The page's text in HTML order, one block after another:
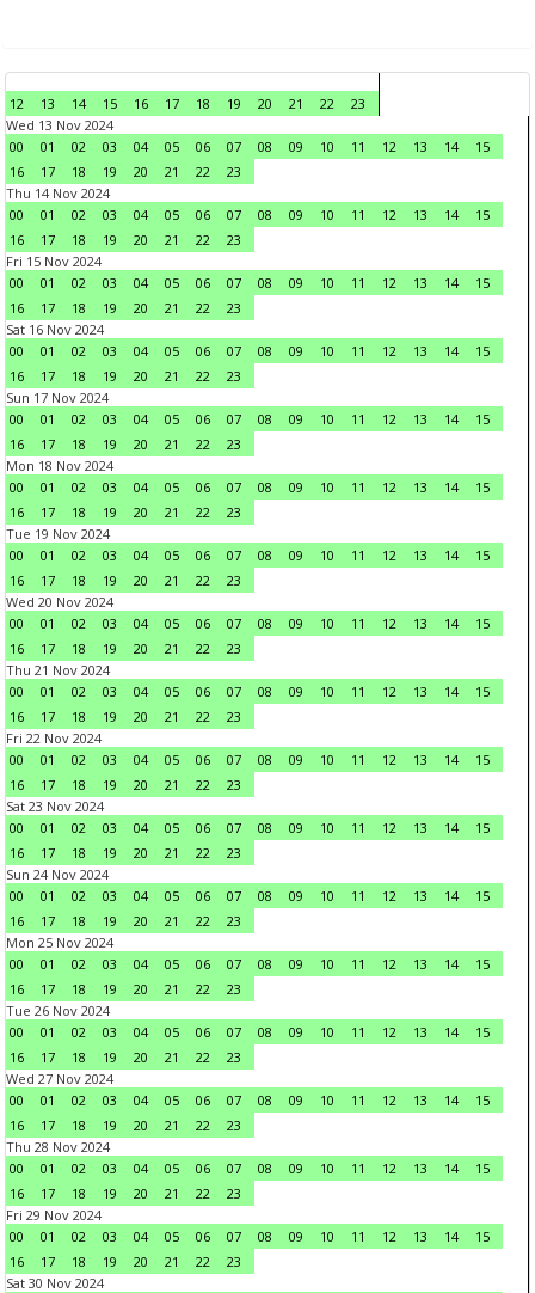
12 13 14 15 16 17 18 19 20 21 22
23
Wed 13 Nov 2024
00
01 02 03 04 05 06 07 08 09 10 11 12 13 14
15
16
17 18 19 20 21 22
23
Thu 14 Nov 2024
00
01 02 03 04 05 06 07 08 09 10 11 12 13 14
15
16
17 18 19 20 21 22
23
Fri 15 Nov 2024
00
01 02 03 04 05 06 07 08 09 10 11 12 13 14
15
16
17 18 19 20 21 22
23
Sat 16 Nov 2024
00
01 02 03 04 05 06 07 08 09 10 11 12 13 14
15
16
17 18 19 20 21 22
23
Sun 17 Nov 2024
00
01 02 03 04 05 06 07 08 09 10 11 12 13 14
15
16
17 18 19 20 21 22
23
Mon 18 Nov 2024
00
01 02 03 04 05 06 07 08 09 10 11 12 13 14
15
16
17 18 19 20 21 22
23
Tue 19 Nov 2024
00
01 02 03 04 05 06 07 08 09 10 11 12 13 14
15
16
17 18 19 20 21 22
23
Wed 20 Nov 2024
00
01 02 03 04 05 06 07 08 09 10 11 12 13 14
15
16
17 18 19 20 21 22
23
Thu 21 Nov 2024
00
01 02 03 04 05 06 07 08 09 10 11 12 13 14
15
16
17 18 19 20 21 22
23
Fri 22 Nov 2024
00
01 02 03 04 05 06 07 08 09 10 11 12 13 14
15
16
17 18 19 20 21 22
23
Sat 23 Nov 2024
00
01 02 03 04 05 06 07 08 09 10 11 12 13 14
15
16
17 18 19 20 21 22
23
Sun 24 Nov 2024
00
01 02 03 04 05 06 07 08 09 10 11 12 13 14
15
16
17 18 19 20 21 22
23
Mon 25 Nov 2024
00
01 02 03 04 05 06 07 08 09 10 11 12 13 14
15
16
17 18 19 20 21 22
23
Tue 26 Nov 2024
00
01 02 03 04 05 06 07 08 09 10 11 12 13 14
15
16
17 18 19 20 21 22
23
Wed 27 Nov 2024
00
01 02 03 04 05 06 07 08 09 10 11 12 13 14
15
16
17 18 19 20 21 22
23
Thu 28 Nov 2024
00
01 02 03 04 05 06 07 08 09 10 11 12 13 14
15
16
17 18 19 20 21 22
23
Fri 29 Nov 2024
00
01 02 03 04 05 06 07 08 09 10 11 12 13 14
15
16
17 18 19 20 21 22
23
Sat 30 Nov 2024